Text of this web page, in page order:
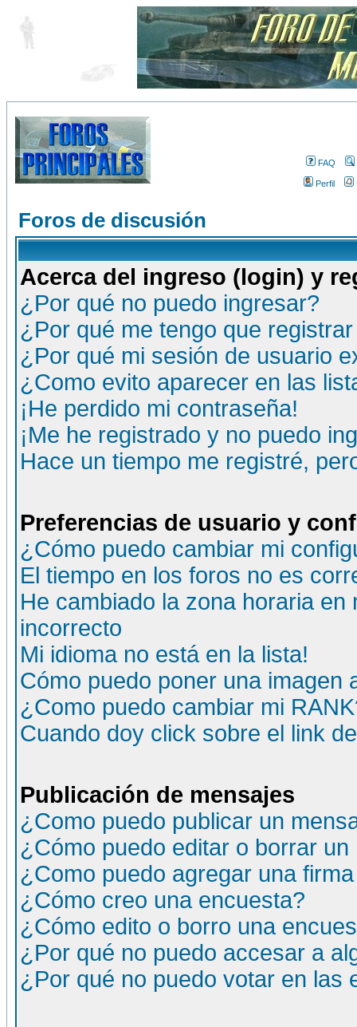
FAQ
Perfil
Foros de discusión
Acerca del ingreso (login) y
¿Por qué no puedo ingresar?
¿Por qué me tengo que
¿Por qué mi sesión de usuario
¿Como evito aparecer en las
¡He perdido mi contraseña!
¡Me he registrado y no puedo
Hace un tiempo me registré,
Preferencias de usuario y
¿Cómo puedo cambiar mi
El tiempo en los foros no es
He cambiado la zona horaria
incorrecto
Mi idioma no está en la lista!
Cómo puedo poner una imagen
¿Como puedo cambiar mi
Cuando doy click sobre el link
Publicación de mensajes
¿Como puedo publicar un
¿Cómo puedo editar o borrar un
¿Como puedo agregar una
¿Cómo creo una encuesta?
¿Cómo edito o borro una
¿Por qué no puedo accesar a
¿Por qué no puedo votar en las